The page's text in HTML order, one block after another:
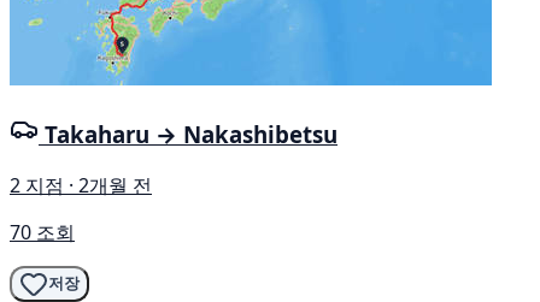
Takaharu → Nakashibetsu
2 지점 · 2개월 전
70 조회
저장